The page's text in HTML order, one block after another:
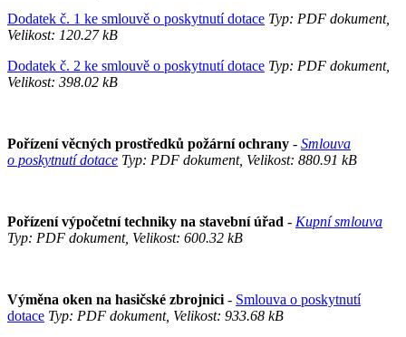
Dodatek č. 1 ke smlouvě o poskytnutí dotace Typ: PDF dokument,
Velikost: 120.27 kB
Dodatek č. 2 ke smlouvě o poskytnutí dotace Typ: PDF dokument,
Velikost: 398.02 kB
Pořízení věcných prostředků požární ochrany - Smlouva
o poskytnutí dotace Typ: PDF dokument, Velikost: 880.91 kB
Pořízení výpočetní techniky na stavební úřad - Kupní smlouva
Typ: PDF dokument, Velikost: 600.32 kB
Výměna oken na hasičské zbrojnici - Smlouva o poskytnutí
dotace Typ: PDF dokument, Velikost: 933.68 kB